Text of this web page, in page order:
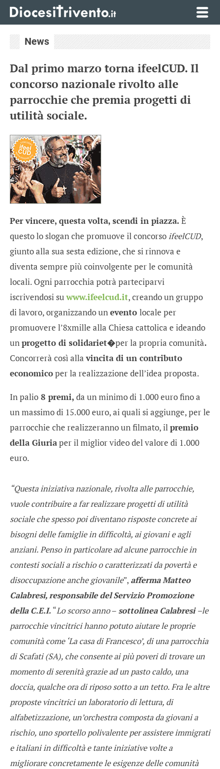
News
Dal primo marzo torna ifeelCUD. Il
concorso nazionale rivolto alle
parrocchie che premia progetti di
utilità sociale.
Per vincere, questa volta, scendi in piazza. È
questo lo slogan che promuove il concorso ifeelCUD,
giunto alla sua sesta edizione, che si rinnova e
diventa sempre più coinvolgente per le comunità
locali. Ogni parrocchia potrà parteciparvi
iscrivendosi suwww.ifeelcud.it, creando un gruppo
di lavoro, organizzando unevento locale per
promuovere l’8xmille alla Chiesa cattolica e ideando
unprogetto di solidariet�per la propria comunità.
Concorrerà così allavincita di un contributo
economicoper la realizzazione dell’idea proposta.
In palio 8 premi, da un minimo di 1.000 euro fino a
un massimo di 15.000 euro, ai quali si aggiunge, per le
parrocchie che realizzeranno un filmato, ilpremio
della Giuriaper il miglior video del valore di 1.000
euro.
“Questa iniziativa nazionale, rivolta alle parrocchie,
vuole contribuire a far realizzare progetti di utilità
sociale che spesso poi diventano risposte concrete ai
bisogni delle famiglie in difficoltà, ai giovani e agli
anziani. Penso in particolare ad alcune parrocchie in
contesti sociali a rischio o caratterizzati da povertà e
disoccupazione anche giovanile”, afferma Matteo
Calabresi, responsabile del Servizio Promozione
della C.E.I.“Lo scorso anno–sottolinea Calabresi–le
parrocchie vincitrici hanno potuto aiutare le proprie
comunità come ‘La casa di Francesco’, di una parrocchia
di Scafati (SA), che consente ai più poveri di trovare un
momento di serenità grazie ad un pasto caldo, una
doccia, qualche ora di riposo sotto a un tetto. Fra le altre
proposte vincitrici un laboratorio di lettura, di
alfabetizzazione, un’orchestra composta da giovani a
rischio, uno sportello polivalente per assistere immigrati
e italiani in difficoltà e tante iniziative volte a
migliorare concretamente le esigenze delle comunità